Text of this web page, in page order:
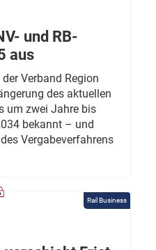
und RB-
aus
Verband Region
des aktuellen
um zwei Jahre bis
bekannt – und
Vergabeverfahrens
Rail Business